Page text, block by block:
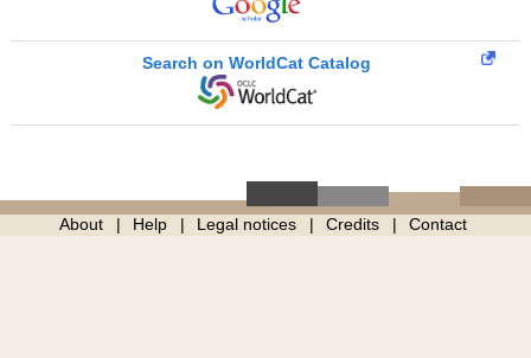
Search on WorldCat Catalog
About Help Legal notices Credits Contact